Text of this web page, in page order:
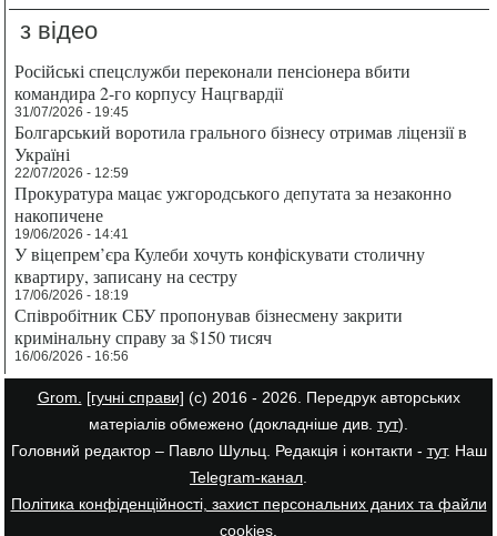
з відео
Російські спецслужби переконали пенсіонера вбити
командира 2-го корпусу Нацгвардії
31/07/2026 - 19:45
Болгарський воротила грального бізнесу отримав ліцензії в
Україні
22/07/2026 - 12:59
Прокуратура мацає ужгородського депутата за незаконно
накопичене
19/06/2026 - 14:41
У віцепрем’єра Кулеби хочуть конфіскувати столичну
квартиру, записану на сестру
17/06/2026 - 18:19
Співробітник СБУ пропонував бізнесмену закрити
кримінальну справу за $150 тисяч
16/06/2026 - 16:56
Grom. [гучні справи] (с) 2016 - 2026. Передрук авторських
матеріалів обмежено (докладніше див. тут).
Головний редактор – Павло Шульц. Редакція і контакти - тут. Наш
Telegram-канал
Політика конфіденційності, захист персональних даних та файли
cookies